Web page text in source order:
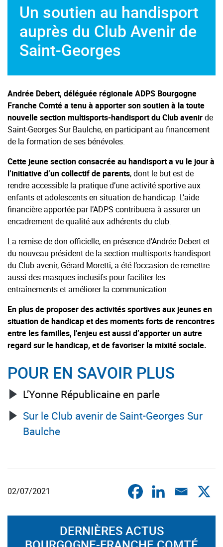
Un soutien au handisport
auprès du Club Avenir de
Saint-Georges
Andrée Debert, déléguée régionale ADPS Bourgogne
Franche Comtéa tenu à apporter son soutien à la toute
nouvelle section multisports-handisport du Club avenirde
Saint-Georges Sur Baulche, en participant au financement
de la formation de ses bénévoles.
Cette jeune section consacrée au handisport a vu le jour à
l’initiative d’un collectif de parents, dont le but est de
rendre accessible la pratique d’une activité sportive aux
enfants et adolescents en situation de handicap. L’aide
financière apportée par l’ADPS contribuera à assurer un
encadrement de qualité aux adhérents du club.
La remise de don officielle, en présence d’Andrée Debert et
du nouveau président de la section multisports-handisport
du Club avenir, Gérard Moretti, a été l’occasion de remettre
aussi des masques inclusifs pour faciliter les
entraînements et améliorer la communication .
En plus de proposer des activités sportives aux jeunes en
situation de handicap et des moments forts de rencontres
entre les familles, l’enjeu est aussi d’apporter un autre
regard sur le handicap, et de favoriser la mixité sociale.
POUR EN SAVOIR PLUS
L’Yonne Républicaine en parle
Sur le Club avenir de Saint-Georges Sur
Baulche
02/07/2021
DERNIÈRES ACTUS